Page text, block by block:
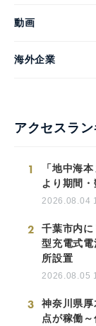
動画
海外企業
アクセスラ
1
「地中海
より期間
2026.08.04
2
千葉市内
型充電式
所設置
2026.08.05
3
神奈川県
点が稼働